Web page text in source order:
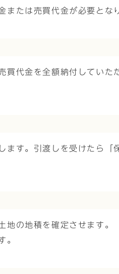
または売買代金が必要とな
代金を全額納付していた
す。引渡しを受けたら「
地の地積を確定させます。
。